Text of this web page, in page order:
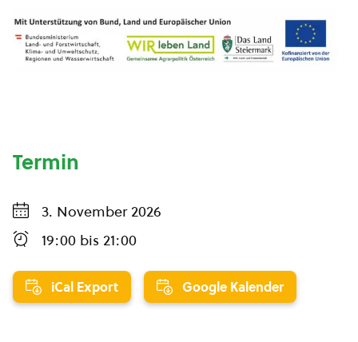
Termin
3. November 2026
19:00 bis 21:00
iCal Export Google Kalender